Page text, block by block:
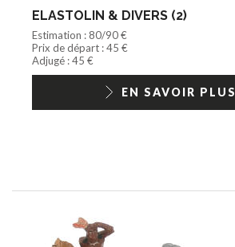
ELASTOLIN & DIVERS (2)
Estimation : 80/90 €
Prix de départ : 45 €
Adjugé : 45 €
EN SAVOIR PLUS